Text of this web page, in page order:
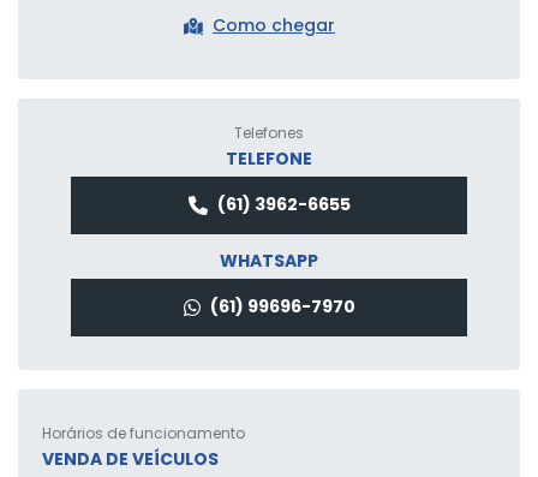
Como chegar
Telefones
TELEFONE
(61) 3962-6655
WHATSAPP
(61) 99696-7970
Horários de funcionamento
VENDA DE VEÍCULOS